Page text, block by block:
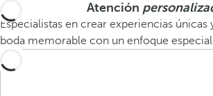
Atención
Especialistas en crear experiencias únicas
boda memorable con un enfoque especial